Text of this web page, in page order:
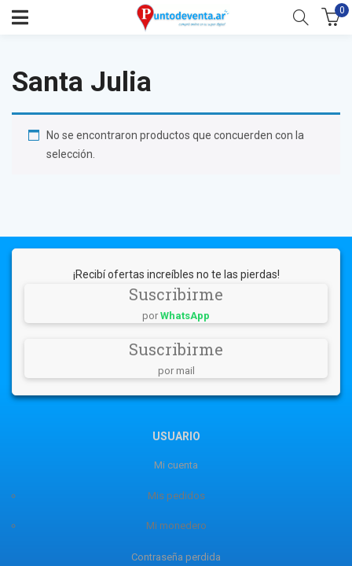
0
Santa Julia
No se encontraron productos que concuerden con la
selección.
¡Recibí ofertas increíbles no te las pierdas!
Suscribirme
por WhatsApp
Suscribirme
por mail
USUARIO
Mi cuenta
Mis pedidos
Mi monedero
Contraseña perdida